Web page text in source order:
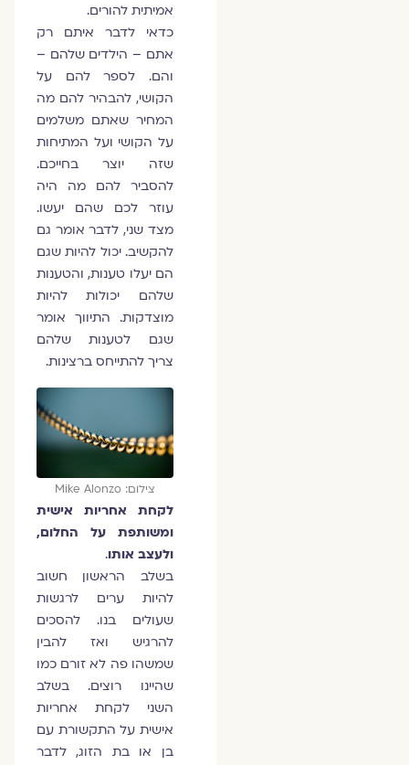
אמיתית להורים.
כדאי לדבר איתם רק
אתם – הילדים שלהם –
והם. לספר להם על
הקושי, להבהיר להם מה
המחיר שאתם משלמים
על הקושי ועל המתיחות
שזה יוצר בחייכם.
להסביר להם מה היה
עוזר לכם שהם יעשו.
מצד שני, לדבר אומר גם
להקשיב. יכול להיות שגם
הם יעלו טענות, והטענות
שלהם יכולות להיות
מוצדקות. התיווך אומר
שגם לטענות שלהם
צריך להתייחס ברצינות.
צילום: Mike Alonzo
לקחת אחריות אישית
ומשותפת על החלום,
ולעצב אותו.
בשלב הראשון חשוב
להיות ערים לרגשות
שעולים בנו. להסכים
להרגיש ואז להבין
שמשהו פה לא זורם כמו
שהיינו רוצים. בשלב
השני לקחת אחריות
אישית על התקשורת עם
בן או בת הזוג, לדבר